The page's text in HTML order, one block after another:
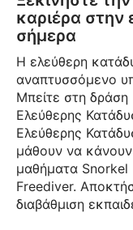
καριέρα στην
σήμερα
Η ελεύθερη
αναπτυσσόμενο
Μπείτε στη δράση
Ελεύθερης
Ελεύθερης
μάθουν να
μαθήματα Snorkel
Freediver.
διαβάθμιση